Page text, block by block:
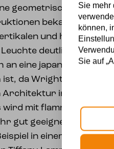
geometrischen
bekannt ist. Die
und
deutlich
an eine japanische
da Wright unter
Architektur inspiriert
wird mit flammend
gut geeignet zum
in einem
Sie mehr
können,
Sie auf